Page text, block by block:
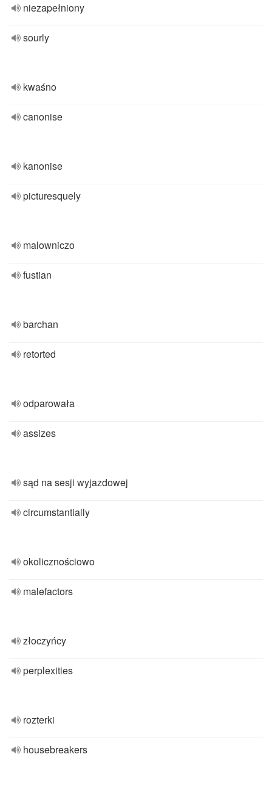
niezapełniony
sourly
kwaśno
canonise
kanonise
picturesquely
malowniczo
fustian
barchan
retorted
odparowała
assizes
sąd na sesji wyjazdowej
circumstantially
okolicznościowo
malefactors
złoczyńcy
perplexities
rozterki
housebreakers